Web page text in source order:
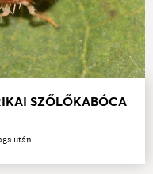
SZŐLŐKABÓCA
után.